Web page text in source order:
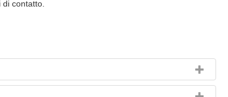
contatto.